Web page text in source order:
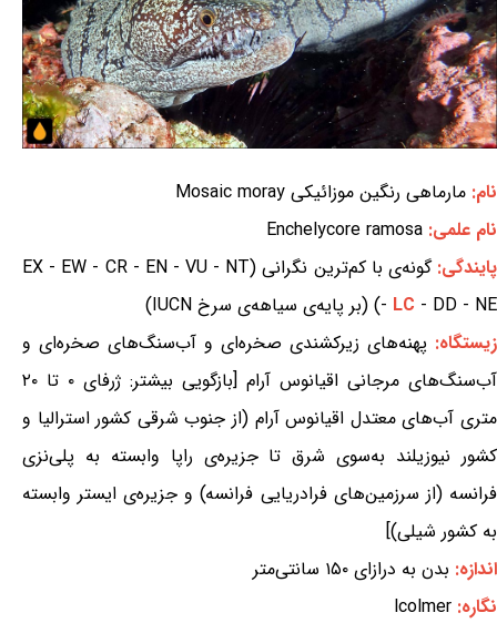
نام: مارماهی رنگین موزائیکی Mosaic moray
نام علمی: Enchelycore ramosa
پایندگی:
گونه‌ی با کم‌ترین نگرانی (EX - EW - CR - EN - VU - NT
- LC - DD - NE) (بر پایه‌ی سیاهه‌ی سرخ IUCN)
زیستگاه: پهنه‌های زیرکشندی صخره‌ای و آب‌سنگ‌های صخره‌ای و
آب‌سنگ‌های مرجانی اقیانوس آرام [بازگویی بیشتر: ژرفای ۰ تا ۲۰
متری آب‌های معتدل اقیانوس آرام (از جنوب شرقی کشور استرالیا و
کشور نیوزیلند به‌سوی شرق تا جزیره‌ی راپا وابسته به پلی‌نزی
فرانسه (از سرزمین‌های فرادریایی فرانسه) و جزیره‌ی ایستر وابسته
به کشور شیلی)]
اندازه: بدن به درازای ۱۵۰ سانتی‌متر
نگاره: lcolmer